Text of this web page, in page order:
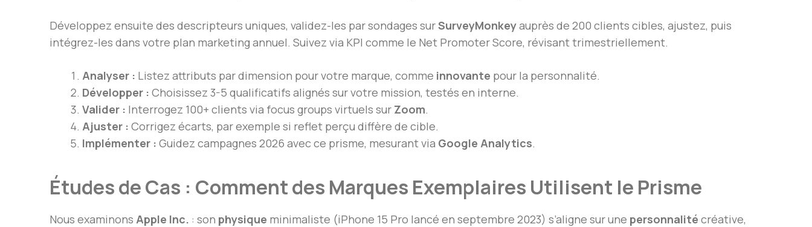
Développez ensuite des descripteurs uniques, validez-les par sondages surSurveyMonkeyauprès de 200 clients cibles, ajustez, puis
intégrez-les dans votre plan marketing annuel. Suivez via KPI comme le Net Promoter Score, révisant trimestriellement.
Analyser : Listez attributs par dimension pour votre marque, comme innovante pour la personnalité.
Développer : Choisissez 3-5 qualificatifs alignés sur votre mission, testés en interne.
Valider : Interrogez 100+ clients via focus groups virtuels sur Zoom.
Ajuster : Corrigez écarts, par exemple si reflet perçu diffère de cible.
Implémenter : Guidez campagnes 2026 avec ce prisme, mesurant via Google Analytics.
Études de Cas : Comment des Marques Exemplaires Utilisent le Prisme
Nous examinons Apple Inc. : son physique minimaliste (iPhone 15 Pro lancé en septembre 2023) s’aligne sur une personnalité créative,